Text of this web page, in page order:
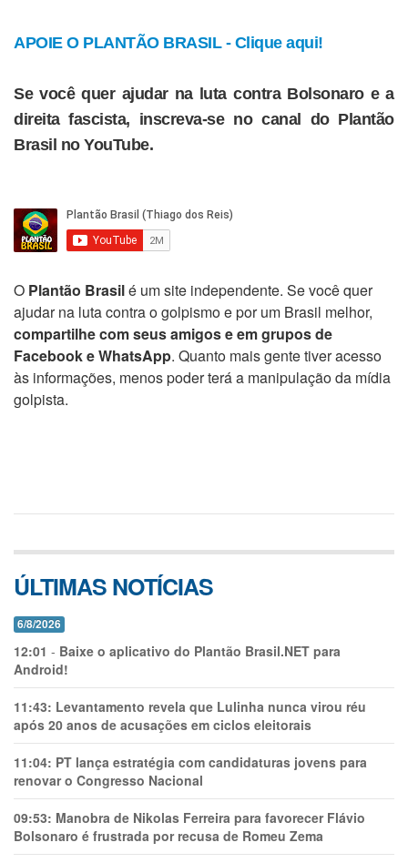
APOIE O PLANTÃO BRASIL - Clique aqui!
Se você quer ajudar na luta contra Bolsonaro e a
direita fascista, inscreva-se no canal do Plantão
Brasil no YouTube.
O Plantão Brasilé um site independente. Se você quer
ajudar na luta contra o golpismo e por um Brasil melhor,
compartilhe com seus amigos e em grupos de
Facebook e WhatsApp. Quanto mais gente tiver acesso
às informações, menos poder terá a manipulação da mídia
golpista.
ÚLTIMAS NOTÍCIAS
6/8/2026
12:01 - Baixe o aplicativo do Plantão Brasil.NET para
Android!
11:43: Levantamento revela que Lulinha nunca virou réu
após 20 anos de acusações em ciclos eleitorais
11:04: PT lança estratégia com candidaturas jovens para
renovar o Congresso Nacional
09:53: Manobra de Nikolas Ferreira para favorecer Flávio
Bolsonaro é frustrada por recusa de Romeu Zema